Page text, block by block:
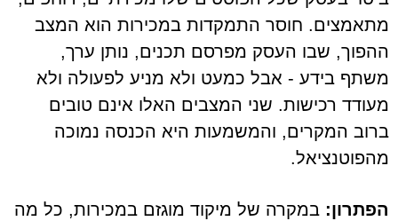
מתאמצים. חוסר התמקדות במכירות הוא המצב
ההפוך, שבו העסק מפרסם תכנים, נותן ערך,
משתף בידע - אבל כמעט ולא מניע לפעולה ולא
מעודד רכישות. שני המצבים האלו אינם טובים
ברוב המקרים, והמשמעות היא הכנסה נמוכה
מהפוטנציאל.
הפתרון: במקרה של מיקוד מוגזם במכירות, כל מה